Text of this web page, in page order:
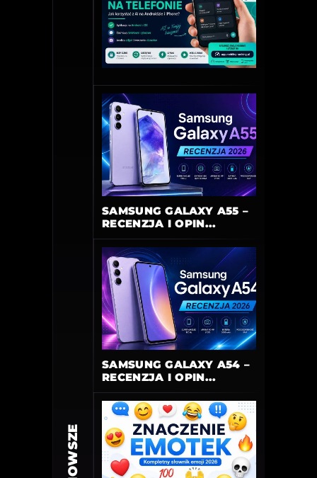
SAMSUNG GALAXY A55 –
RECENZJA I OPIN...
SAMSUNG GALAXY A54 –
RECENZJA I OPIN...